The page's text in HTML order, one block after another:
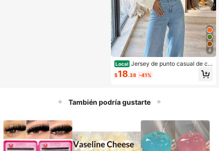
4
Local Jersey de punto casual de cu
ello redondo gris para mujer
$18.38 -41%
También podría gustarte